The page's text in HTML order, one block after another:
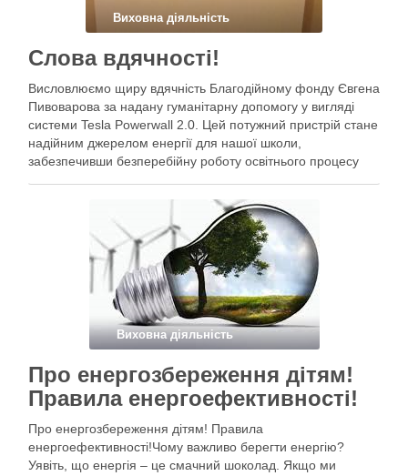
Виховна діяльність
Слова вдячності!
Висловлюємо щиру вдячність Благодійному фонду Євгена
Пивоварова за надану гуманітарну допомогу у вигляді
системи Tesla Powerwall 2.0. Цей потужний пристрій стане
надійним джерелом енергії для нашої школи,
забезпечивши безперебійну роботу освітнього процесу
є яскравим прикладом справжньої турботи про освіту та
Виховна діяльність
Про енергозбереження дітям!
Правила енергоефективності!
Про енергозбереження дітям! Правила
енергоефективності!Чому важливо берегти енергію?
Уявіть, що енергія – це смачний шоколад. Якщо ми